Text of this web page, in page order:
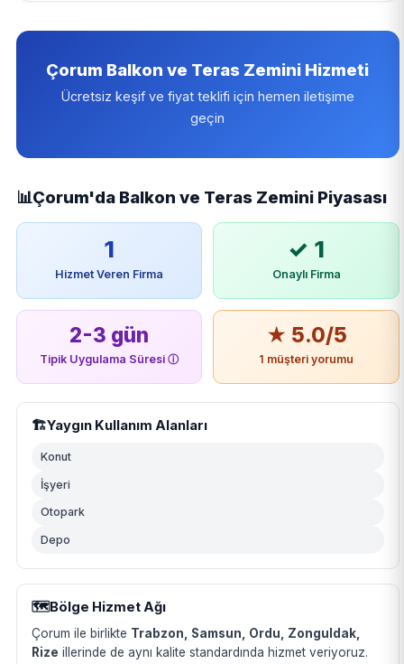
Çorum Balkon ve Teras Zemini Hizmeti
Ücretsiz keşif ve fiyat teklifi için hemen iletişime
geçin
📊Çorum'da Balkon ve Teras Zemini Piyasası
1
Hizmet Veren Firma
✓ 1
Onaylı Firma
2-3 gün
Tipik Uygulama Süresiⓘ
★ 5.0/5
1 müşteri yorumu
🏗️Yaygın Kullanım Alanları
Konut
İşyeri
Otopark
Depo
🗺️Bölge Hizmet Ağı
Çorum ile birlikte Trabzon, Samsun, Ordu, Zonguldak,
Rize illerinde de aynı kalite standardında hizmet veriyoruz.